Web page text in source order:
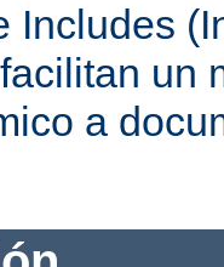
Includes
un
a